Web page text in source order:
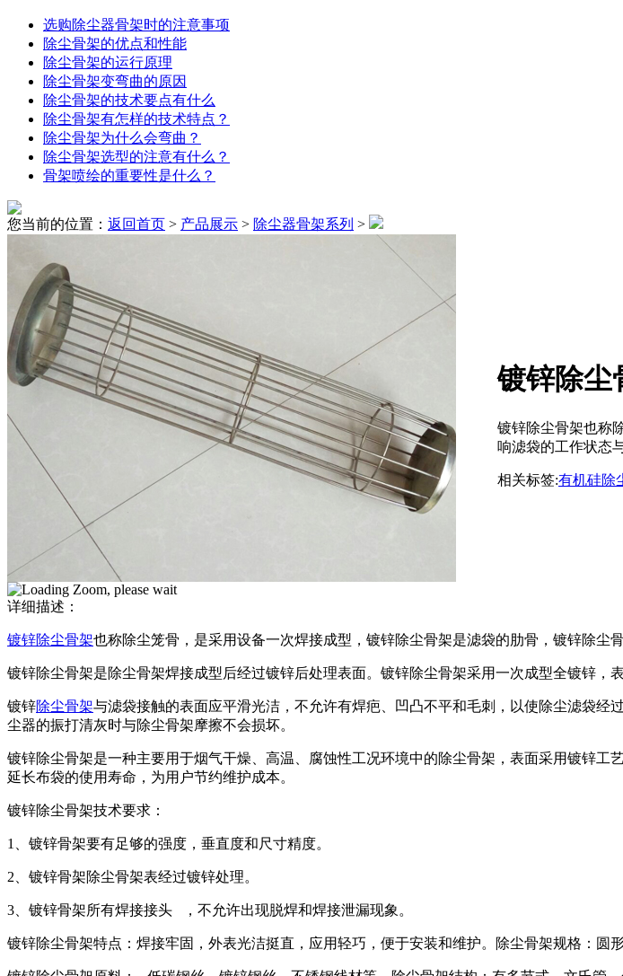
选购除尘器骨架时的注意事项
除尘骨架的优点和性能
除尘骨架的运行原理
除尘骨架变弯曲的原因
除尘骨架的技术要点有什么
除尘骨架有怎样的技术特点？
除尘骨架为什么会弯曲？
除尘骨架选型的注意有什么？
骨架喷绘的重要性是什么？
您当前的位置： 返回首页 > 产品展示 > 除尘器骨架系列 >
镀锌除尘
镀锌除尘骨架也称
响滤袋的工作状态
相关标签:有机硅除
详细描述：
镀锌除尘骨架也称除尘笼骨，是采用设备一次焊接成型，镀锌除尘骨架是滤袋的肋骨，镀锌除尘
镀锌除尘骨架是除尘骨架焊接成型后经过镀锌后处理表面。镀锌除尘骨架采用一次成型全镀锌，
镀锌除尘骨架与滤袋接触的表面应平滑光洁，不允许有焊疤、凹凸不平和毛刺，以使除尘滤袋
尘器的振打清灰时与除尘骨架摩擦不会损坏。
镀锌除尘骨架是一种主要用于烟气干燥、高温、腐蚀性工况环境中的除尘骨架，表面采用镀锌
延长布袋的使用寿命，为用户节约维护成本。
镀锌除尘骨架技术要求：
1、镀锌骨架要有足够的强度，垂直度和尺寸精度。
2、镀锌骨架除尘骨架表经过镀锌处理。
3、镀锌骨架所有焊接接头 ，不允许出现脱焊和焊接泄漏现象。
镀锌除尘骨架特点：焊接牢固，外表光洁挺直，应用轻巧，便于安装和维护。除尘骨架规格：圆